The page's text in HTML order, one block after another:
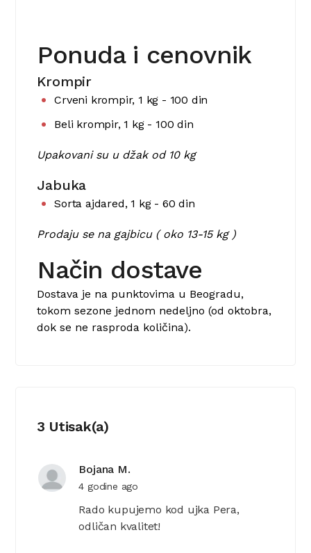
Ponuda i cenovnik
Krompir
Crveni krompir, 1 kg - 100 din
Beli krompir, 1 kg - 100 din
Upakovani su u džak od 10 kg
Jabuka
Sorta ajdared, 1 kg - 60 din
Prodaju se na gajbicu ( oko 13-15 kg )
Način dostave
Dostava je na punktovima u Beogradu,
tokom sezone jednom nedeljno (od oktobra,
dok se ne rasproda količina).
3 Utisak(a)
Bojana M.
4 godine ago
Rado kupujemo kod ujka Pera,
odličan kvalitet!